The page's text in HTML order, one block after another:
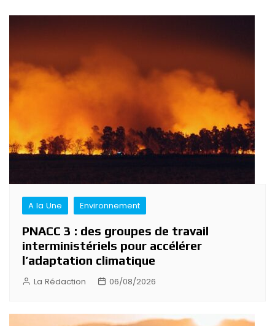
Navigation
de
l’article
A la Une Environnement
PNACC 3 : des groupes de travail
interministériels pour accélérer
l’adaptation climatique
La Rédaction 06/08/2026